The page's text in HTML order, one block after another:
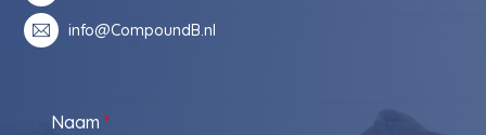
info@CompoundB.nl
Naam*